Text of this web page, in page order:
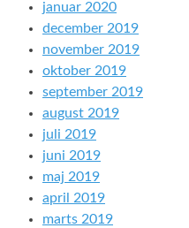
januar 2020
december 2019
november 2019
oktober 2019
september 2019
august 2019
juli 2019
juni 2019
maj 2019
april 2019
marts 2019